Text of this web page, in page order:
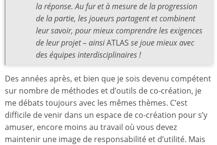
la réponse. Au fur et à mesure de la progression
de la partie, les joueurs partagent et combinent
leur savoir, pour mieux comprendre les exigences
de leur projet – ainsiATLAS se joue mieux avec
des équipes interdisciplinaires !
Des années après, et bien que je sois devenu compétent
sur nombre de méthodes et d’outils de co-création, je
me débats toujours avec les mêmes thèmes. C’est
difficile de venir dans un espace de co-création pour s’y
amuser, encore moins au travail où vous devez
maintenir une image de responsabilité et d’utilité. Mais